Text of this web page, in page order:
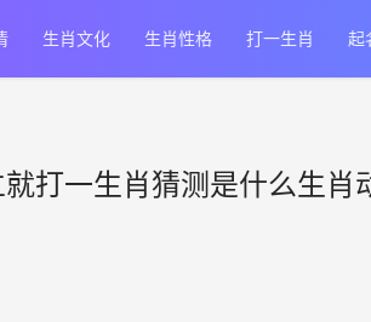
生肖文化 生肖性格 打一生肖 起
打一生肖猜测是什么生肖